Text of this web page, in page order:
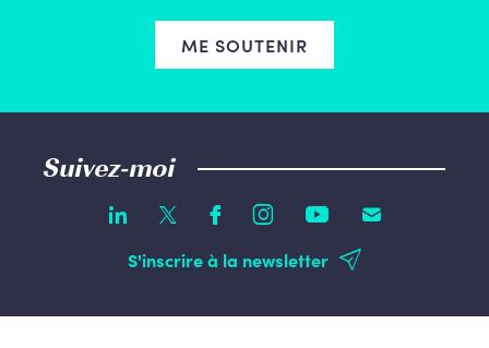
ME SOUTENIR
Suivez-moi
S'inscrire à la newsletter